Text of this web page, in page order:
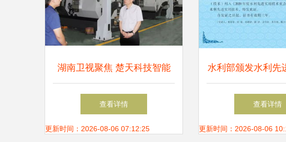
湖南卫视聚焦 楚天科技智能
制造工厂冲刺建设调试 技术
推广提速
查看详情
更新时间：2026-08-06 07:12:25
水利部颁发水利先
推广证书 技术推
水利发展
查看详情
更新时间：2026-08-06